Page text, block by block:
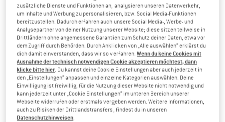
NACHHALTIGKEIT BEI MERINOWOLLE
zusätzliche Dienste und Funktionen an, analysieren unseren Datenverkehr,
um Inhalte und Werbung zu personalisieren, bzw. Social Media-Funktionen
bereitzustellen. Dadurch erfahren auch unsere Social Media-, Werbe- und
Analysepartner von deiner Nutzung unserer Website; diese sitzen teilweise in
Drittländern ohne angemessene Garantien zum Schutz deiner Daten, etwa vor
dem Zugriff durch Behörden. Durch Anklicken von „Alle auswählen“ erklärst du
dich damit einverstanden, dass wir so verfahren.Wenn du keine Cookies mit
Ausnahme der technisch notwendigen Cookie akzeptieren möchtest, dann
klicke bitte hier. Du kannst deine Cookie Einstellungen aber auch jederzeit in
den „Einstellungen“ anpassen und einzelne Kategorien auswählen. Deine
Einwilligung ist freiwillig, für die Nutzung dieser Website nicht notwendig und
kann jederzeit unter „Cookie Einstellungen“ im unteren Bereich unserer
Webseite widerrufen oder erstmals vergeben werden. Weitere Informationen,
auch zu Risiken der Drittlandstransfers, findest du in unseren
Datenschutzhinweisen.